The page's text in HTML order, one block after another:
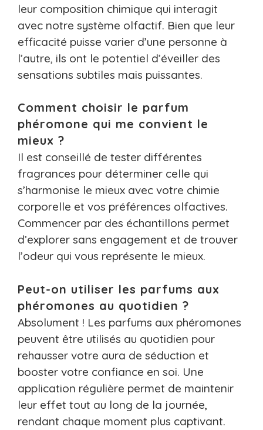
leur composition chimique qui interagit
avec notre système olfactif. Bien que leur
efficacité puisse varier d’une personne à
l’autre, ils ont le potentiel d’éveiller des
sensations subtiles mais puissantes.
Comment choisir le parfum
phéromone qui me convient le
mieux ?
Il est conseillé de tester différentes
fragrances pour déterminer celle qui
s’harmonise le mieux avec votre chimie
corporelle et vos préférences olfactives.
Commencer par des échantillons permet
d’explorer sans engagement et de trouver
l’odeur qui vous représente le mieux.
Peut-on utiliser les parfums aux
phéromones au quotidien ?
Absolument ! Les parfums aux phéromones
peuvent être utilisés au quotidien pour
rehausser votre aura de séduction et
booster votre confiance en soi. Une
application régulière permet de maintenir
leur effet tout au long de la journée,
rendant chaque moment plus captivant.